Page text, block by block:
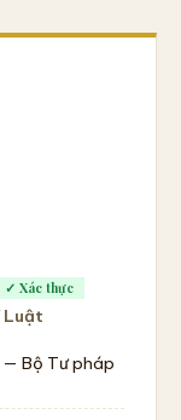
✓ Xác thực
Luật
— Bộ Tư pháp